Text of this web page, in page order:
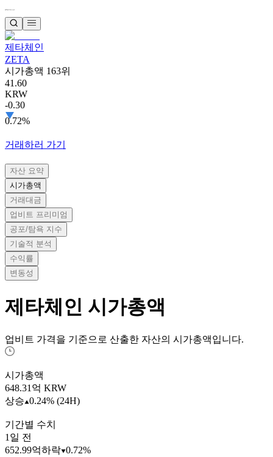
제타체인
ZETA
시가총액 163위
41.60
KRW
-0.30
0.72%
거래하러 가기
자산 요약
시가총액
거래대금
업비트 프리미엄
공포/탐욕 지수
기술적 분석
수익률
변동성
제타체인 시가총액
업비트 가격을 기준으로 산출한 자산의 시가총액입니다.
시가총액
648.31 억 KRW
상승 0.24% (24H)
기간별 수치
1일 전
652.99억하락 0.72%